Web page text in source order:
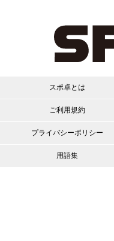
スポ卓とは
ご利用規約
プライバシーポリシー
用語集